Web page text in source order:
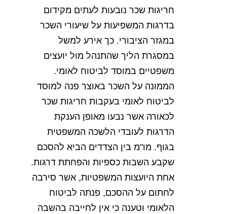
חריגות שכר נובעות לעתים מקידום
בדרגות המשפיעות על שיעורי השכר
במגזר הציבורי. כך אירע למשל
במסגרת הליך שהתנהל מול יועצים
משפטיים במוסד לביטוח לאומי.
הממונה על השכר באוצר פנה למוסד
לביטוח לאומי בעקבות חריגות שכר
לכאורה אשר נבעו מאופן הענקת
הדרגות לעובדי הלשכה המשפטית
בגוף. מו"מ בין הצדדים הביא להסכם
שקבע השבות כספיות והפחתת דרגות.
אחת היועצות המשפטיות, אשר סירבה
לחתום על ההסכם, פנתה לביטוח
הלאומי וטענה כי אין לחייבה בהשבה